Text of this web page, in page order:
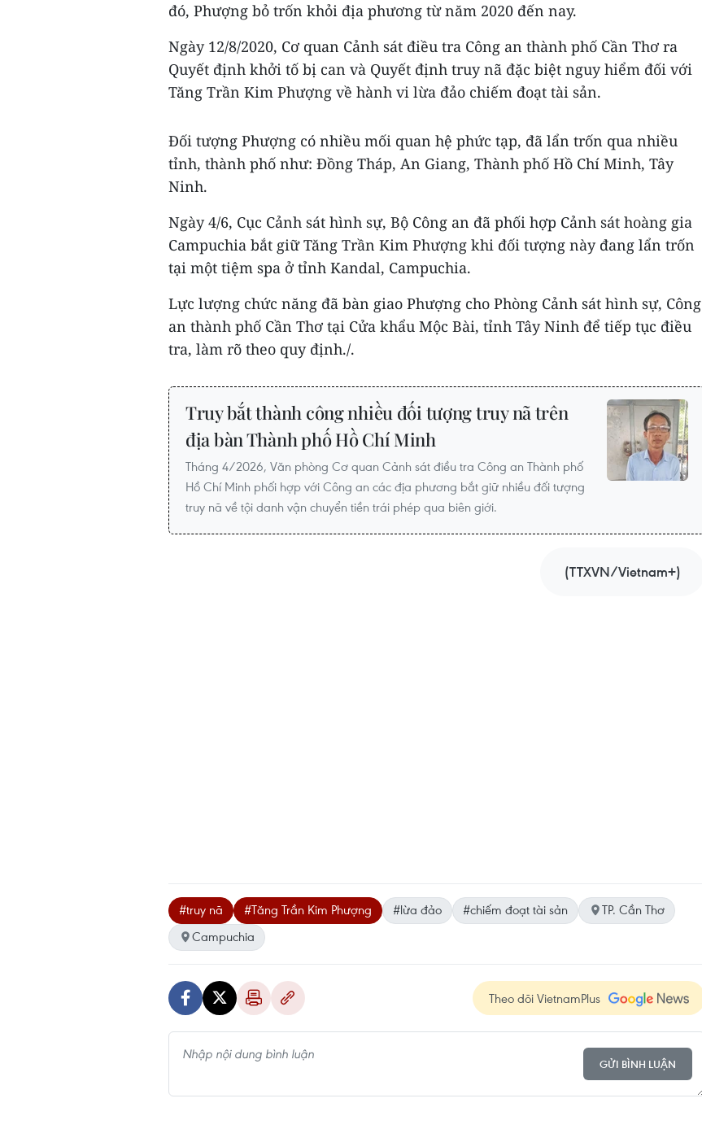
đó, Phượng bỏ trốn khỏi địa phương từ năm 2020 đến nay.
Ngày 12/8/2020, Cơ quan Cảnh sát điều tra Công an thành phố Cần Thơ ra
Quyết định khởi tố bị can và Quyết định truy nã đặc biệt nguy hiểm đối với
Tăng Trần Kim Phượng về hành vi lừa đảo chiếm đoạt tài sản.
Đối tượng Phượng có nhiều mối quan hệ phức tạp, đã lẩn trốn qua nhiều
tỉnh, thành phố như: Đồng Tháp, An Giang, Thành phố Hồ Chí Minh, Tây
Ninh.
Ngày 4/6, Cục Cảnh sát hình sự, Bộ Công an đã phối hợp Cảnh sát hoàng gia
Campuchia bắt giữ Tăng Trần Kim Phượng khi đối tượng này đang lẩn trốn
tại một tiệm spa ở tỉnh Kandal, Campuchia.
Lực lượng chức năng đã bàn giao Phượng cho Phòng Cảnh sát hình sự, Công
an thành phố Cần Thơ tại Cửa khẩu Mộc Bài, tỉnh Tây Ninh để tiếp tục điều
tra, làm rõ theo quy định./.
Truy bắt thành công nhiều đối tượng truy nã trên
địa bàn Thành phố Hồ Chí Minh
Tháng 4/2026, Văn phòng Cơ quan Cảnh sát điều tra Công an Thành phố
Hồ Chí Minh phối hợp với Công an các địa phương bắt giữ nhiều đối tượng
truy nã về tội danh vận chuyển tiền trái phép qua biên giới.
(TTXVN/Vietnam+)
#truy nã #Tăng Trần Kim Phượng #lừa đảo #chiếm đoạt tài sản
TP. Cần Thơ
Campuchia
Theo dõi VietnamPlus
GỬI BÌNH LUẬN